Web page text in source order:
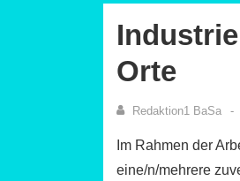
Orte
Redaktion1 BaSa
Im Rahmen der
eine/n/mehrere